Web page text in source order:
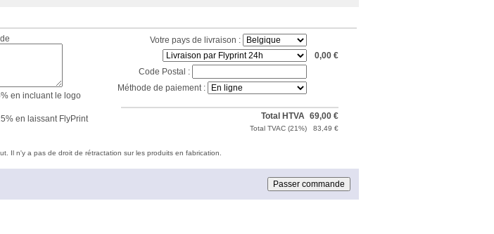
en incluant le logo
en laissant FlyPrint
Votre pays de livraison :
0,00 €
Code Postal :
Méthode de paiement :
Total HTVA 69,00 €
Total TVAC (21%) 83,49 €
Il n'y a pas de droit de rétractation sur les produits en fabrication.